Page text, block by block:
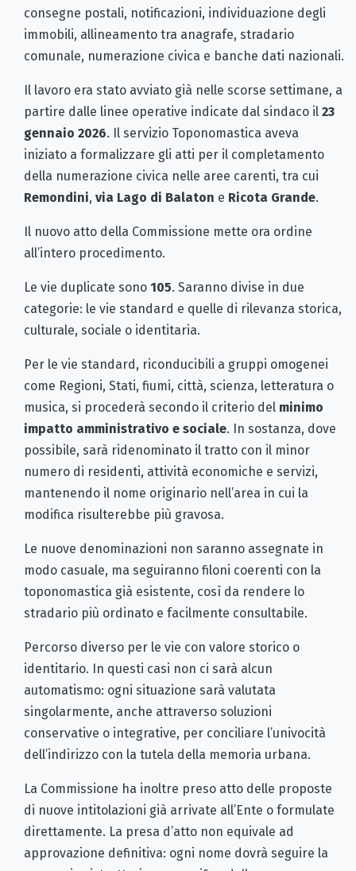
consegne postali, notificazioni, individuazione degli
immobili, allineamento tra anagrafe, stradario
comunale, numerazione civica e banche dati nazionali.
Il lavoro era stato avviato già nelle scorse settimane, a
partire dalle linee operative indicate dal sindaco il 23
gennaio 2026. Il servizio Toponomastica aveva
iniziato a formalizzare gli atti per il completamento
della numerazione civica nelle aree carenti, tra cui
Remondini, via Lago di Balaton e Ricota Grande.
Il nuovo atto della Commissione mette ora ordine
all’intero procedimento.
Le vie duplicate sono 105. Saranno divise in due
categorie: le vie standard e quelle di rilevanza storica,
culturale, sociale o identitaria.
Per le vie standard, riconducibili a gruppi omogenei
come Regioni, Stati, fiumi, città, scienza, letteratura o
musica, si procederà secondo il criterio del minimo
impatto amministrativo e sociale. In sostanza, dove
possibile, sarà ridenominato il tratto con il minor
numero di residenti, attività economiche e servizi,
mantenendo il nome originario nell’area in cui la
modifica risulterebbe più gravosa.
Le nuove denominazioni non saranno assegnate in
modo casuale, ma seguiranno filoni coerenti con la
toponomastica già esistente, così da rendere lo
stradario più ordinato e facilmente consultabile.
Percorso diverso per le vie con valore storico o
identitario. In questi casi non ci sarà alcun
automatismo: ogni situazione sarà valutata
singolarmente, anche attraverso soluzioni
conservative o integrative, per conciliare l’univocità
dell’indirizzo con la tutela della memoria urbana.
La Commissione ha inoltre preso atto delle proposte
di nuove intitolazioni già arrivate all’Ente o formulate
direttamente. La presa d’atto non equivale ad
approvazione definitiva: ogni nome dovrà seguire la